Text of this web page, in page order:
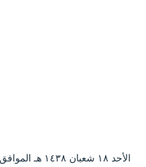
الأحد ۱۸ شعبان ۱٤۳۸ هـ الموافق ۱٤ مايو ۲۰۱۷ مـ |